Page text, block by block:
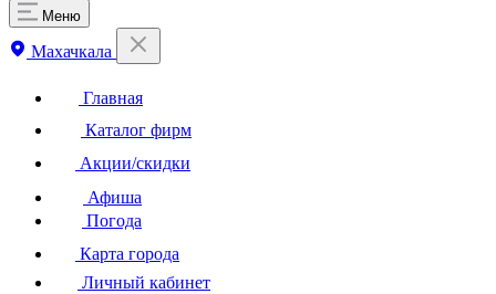
Меню
Махачкала
Главная
Каталог фирм
Акции/скидки
Афиша
Погода
Карта города
Личный кабинет